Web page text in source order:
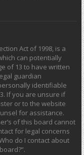
Act of 1998, is a
can potentially
of 13 to have written
guardian
identifiable
If you are unsure if
or to the website
for assistance.
of this board cannot
for legal concerns
do I contact about